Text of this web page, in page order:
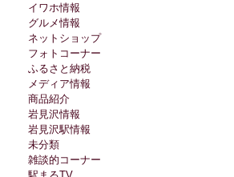
イワホ情報
グルメ情報
ネットショップ
フォトコーナー
ふるさと納税
メディア情報
商品紹介
岩見沢情報
岩見沢駅情報
未分類
雑談的コーナー